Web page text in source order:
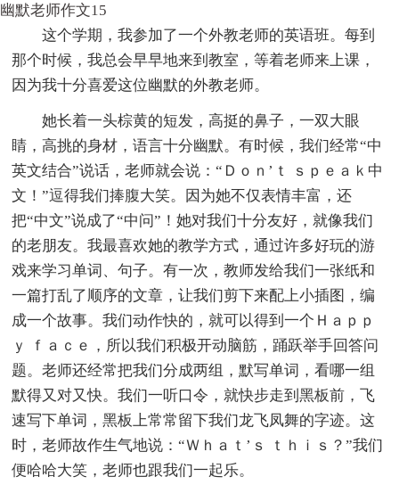
幽默老师作文15
这个学期，我参加了一个外教老师的英语班。每到
那个时候，我总会早早地来到教室，等着老师来上课，
因为我十分喜爱这位幽默的外教老师。
她长着一头棕黄的短发，高挺的鼻子，一双大眼
睛，高挑的身材，语言十分幽默。有时候，我们经常“中
英文结合”说话，老师就会说：“Ｄｏｎ’ｔ ｓｐｅａｋ中
文！”逗得我们捧腹大笑。因为她不仅表情丰富，还
把“中文”说成了“中问”！她对我们十分友好，就像我们
的老朋友。我最喜欢她的教学方式，通过许多好玩的游
戏来学习单词、句子。有一次，教师发给我们一张纸和
一篇打乱了顺序的文章，让我们剪下来配上小插图，编
成一个故事。我们动作快的，就可以得到一个Ｈａｐｐ
ｙ ｆａｃｅ，所以我们积极开动脑筋，踊跃举手回答问
题。老师还经常把我们分成两组，默写单词，看哪一组
默得又对又快。我们一听口令，就快步走到黑板前，飞
速写下单词，黑板上常常留下我们龙飞凤舞的字迹。这
时，老师故作生气地说：“Ｗｈａｔ’ｓ ｔｈｉｓ？”我们
便哈哈大笑，老师也跟我们一起乐。